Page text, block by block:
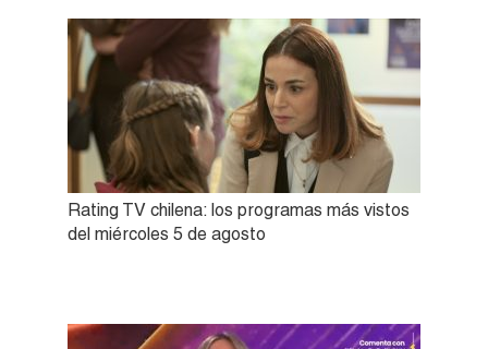
Rating TV chilena: los programas más vistos
del miércoles 5 de agosto